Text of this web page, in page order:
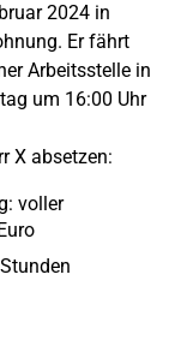
2024 in
Er fährt
Arbeitsstelle in
um 16:00 Uhr
X absetzen:
voller